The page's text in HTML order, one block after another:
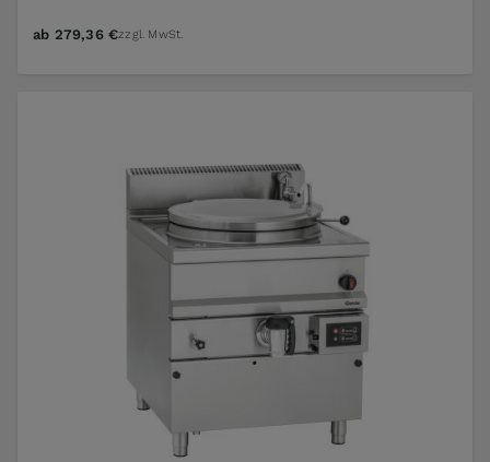
ab 279,36 €zzgl. MwSt.